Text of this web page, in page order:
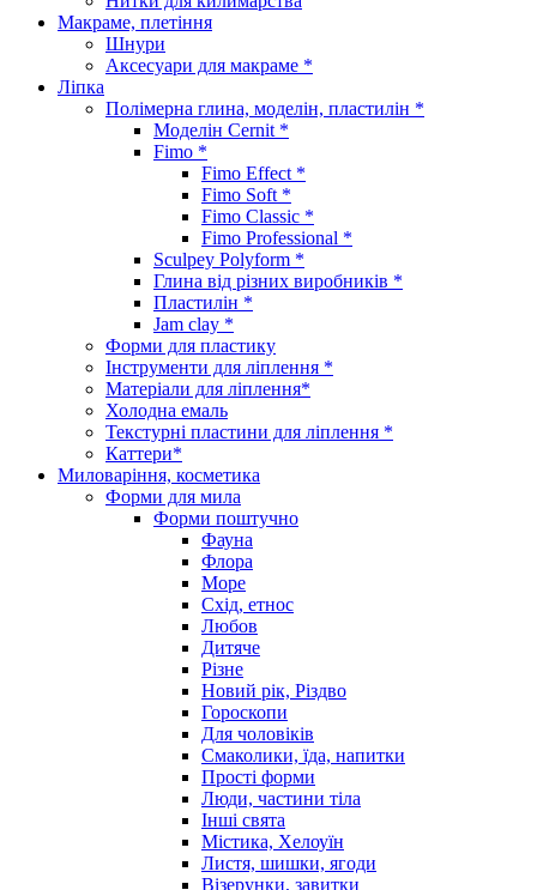
Макраме, плетіння
Шнури
Аксесуари для макраме *
Ліпка
Полімерна глина, моделін, пластилін *
Моделін Cernit *
Fimo *
Fimo Effect *
Fimo Soft *
Fimo Classic *
Fimo Professional *
Sculpey Polyform *
Глина від різних виробників *
Пластилін *
Jam clay *
Форми для пластику
Інструменти для ліплення *
Матеріали для ліплення*
Холодна емаль
Текстурні пластини для ліплення *
Каттери*
Миловаріння, косметика
Форми для мила
Форми поштучно
Фауна
Флора
Море
Схід, етнос
Любов
Дитяче
Різне
Новий рік, Різдво
Гороскопи
Для чоловіків
Смаколики, їда, напитки
Прості форми
Люди, частини тіла
Інші свята
Містика, Хелоуїн
Листя, шишки, ягоди
Візерунки, завитки